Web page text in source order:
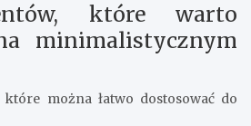
które warto
minimalistycznym
które można łatwo dostosować do